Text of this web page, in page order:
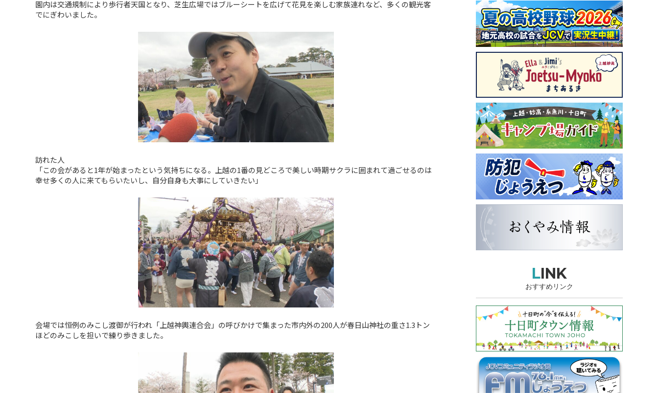
園内は交通規制により歩行者天国となり、芝生広場ではブルーシートを広げて花見を楽しむ家族連れなど、多くの観光客
でにぎわいました。
訪れた人
「この会があると1年が始まったという気持ちになる。上越の1番の見どころで美しい時期サクラに囲まれて過ごせるのは
幸せ多くの人に来てもらいたいし、自分自身も大事にしていきたい」
会場では恒例のみこし渡御が行われ「上越神輿連合会」の呼びかけで集まった市内外の200人が春日山神社の重さ1.3トン
ほどのみこしを担いで練り歩きました。
LINK
おすすめリンク